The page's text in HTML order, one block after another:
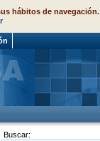
hábitos de navegación.
Buscar: